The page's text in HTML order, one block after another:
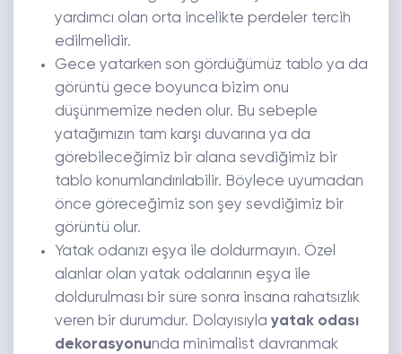
yardımcı olan orta incelikte perdeler tercih
edilmelidir.
Gece yatarken son gördüğümüz tablo ya da
görüntü gece boyunca bizim onu
düşünmemize neden olur. Bu sebeple
yatağımızın tam karşı duvarına ya da
görebileceğimiz bir alana sevdiğimiz bir
tablo konumlandırılabilir. Böylece uyumadan
önce göreceğimiz son şey sevdiğimiz bir
görüntü olur.
Yatak odanızı eşya ile doldurmayın. Özel
alanlar olan yatak odalarının eşya ile
doldurulması bir süre sonra insana rahatsızlık
veren bir durumdur. Dolayısıyla yatak odası
dekorasyonunda minimalist davranmak